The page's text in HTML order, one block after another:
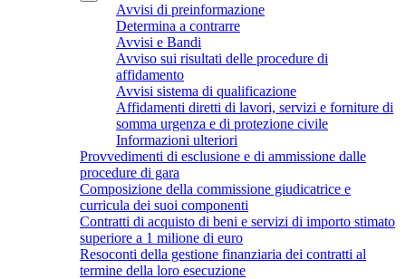
Avvisi di preinformazione
Determina a contrarre
Avvisi e Bandi
Avviso sui risultati delle procedure di
affidamento
Avvisi sistema di qualificazione
Affidamenti diretti di lavori, servizi e forniture di
somma urgenza e di protezione civile
Informazioni ulteriori
Provvedimenti di esclusione e di ammissione dalle
procedure di gara
Composizione della commissione giudicatrice e
curricula dei suoi componenti
Contratti di acquisto di beni e servizi di importo stimato
superiore a 1 milione di euro
Resoconti della gestione finanziaria dei contratti al
termine della loro esecuzione